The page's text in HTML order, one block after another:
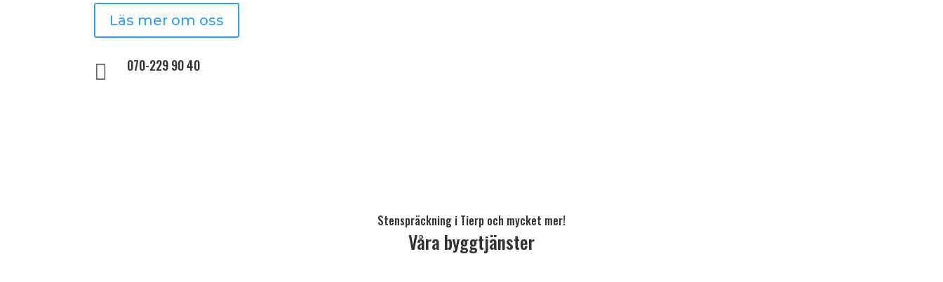
Läs mer om oss
 070-229 90 40
Stenspräckning i Tierp och mycket mer!
Våra byggtjänster